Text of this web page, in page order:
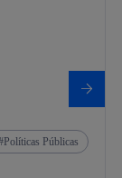
Políticas Públicas